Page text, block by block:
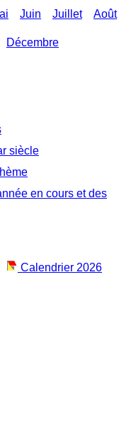
Juin Juillet Août
Décembre
siècle
en cours et des
Calendrier 2026